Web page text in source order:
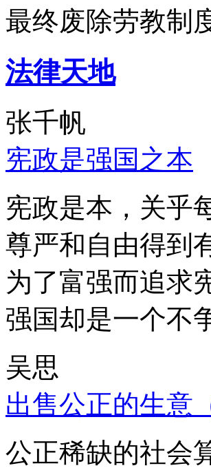
最终废除劳教制
法律天地
张千帆
宪政是强国之本
宪政是本，关乎
尊严和自由得到
为了富强而追求
强国却是一个不
吴思
出售公正的生意
公正稀缺的社会